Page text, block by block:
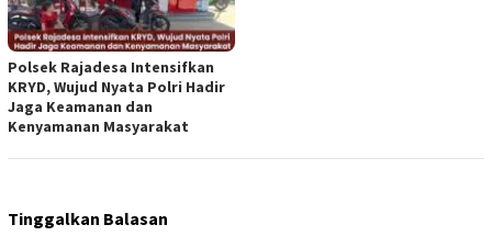
Polsek Rajadesa Intensifkan
KRYD, Wujud Nyata Polri Hadir
Jaga Keamanan dan
Kenyamanan Masyarakat
Tinggalkan Balasan